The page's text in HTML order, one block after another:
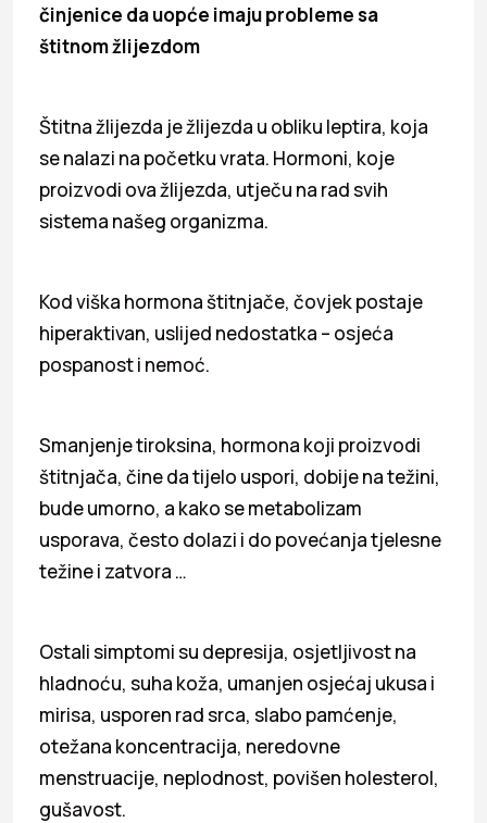
činjenice da uopće imaju probleme sa
štitnom žlijezdom
Štitna žlijezda je žlijezda u obliku leptira, koja
se nalazi na početku vrata. Hormoni, koje
proizvodi ova žlijezda, utječu na rad svih
sistema našeg organizma.
Kod viška hormona štitnjače, čovjek postaje
hiperaktivan, uslijed nedostatka – osjeća
pospanost i nemoć.
Smanjenje tiroksina, hormona koji proizvodi
štitnjača, čine da tijelo uspori, dobije na težini,
bude umorno, a kako se metabolizam
usporava, često dolazi i do povećanja tjelesne
težine i zatvora …
Ostali simptomi su depresija, osjetljivost na
hladnoću, suha koža, umanjen osjećaj ukusa i
mirisa, usporen rad srca, slabo pamćenje,
otežana koncentracija, neredovne
menstruacije, neplodnost, povišen holesterol,
gušavost.